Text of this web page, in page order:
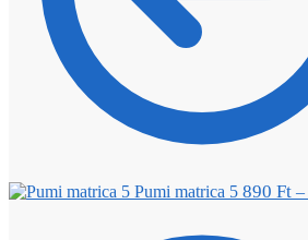
Pumi matrica 5 890 Ft –